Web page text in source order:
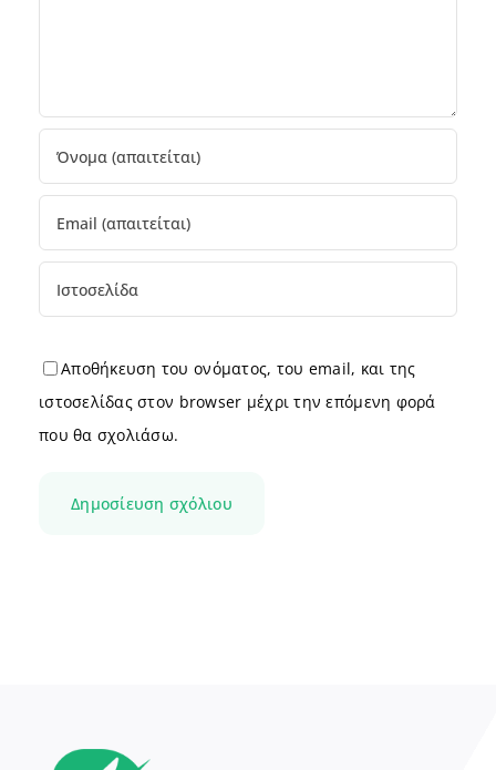
Αποθήκευση του ονόματος, του email, και της
ιστοσελίδας στον browser μέχρι την επόμενη φορά
που θα σχολιάσω.